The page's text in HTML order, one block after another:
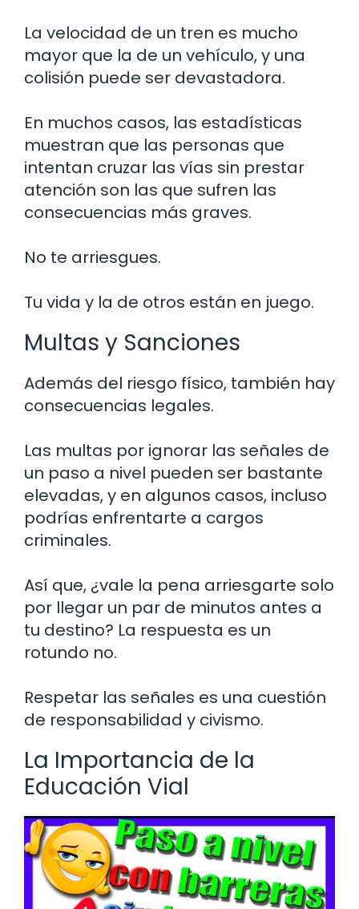
La velocidad de un tren es mucho
mayor que la de un vehículo, y una
colisión puede ser devastadora.
En muchos casos, las estadísticas
muestran que las personas que
intentan cruzar las vías sin prestar
atención son las que sufren las
consecuencias más graves.
No te arriesgues.
Tu vida y la de otros están en juego.
Multas y Sanciones
Además del riesgo físico, también hay
consecuencias legales.
Las multas por ignorar las señales de
un paso a nivel pueden ser bastante
elevadas, y en algunos casos, incluso
podrías enfrentarte a cargos
criminales.
Así que, ¿vale la pena arriesgarte solo
por llegar un par de minutos antes a
tu destino? La respuesta es un
rotundo no.
Respetar las señales es una cuestión
de responsabilidad y civismo.
La Importancia de la
Educación Vial